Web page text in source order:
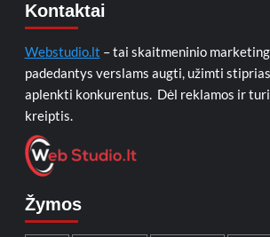
Kontaktai
Webstudio.lt – tai skaitmeninio
padedantys verslams augti, užimti
aplenkti konkurentus. Dėl reklamos ir
kreiptis.
Žymos